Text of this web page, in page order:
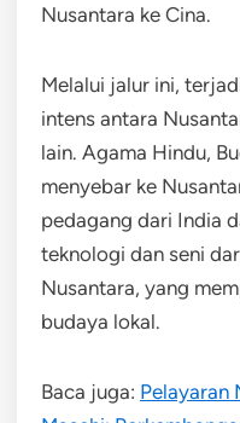
Nusantara ke Cina.
Melalui jalur ini,
intens antara
lain. Agama Hindu,
menyebar ke
pedagang dari India
teknologi dan seni
Nusantara, yang
budaya lokal.
Baca juga: Pelayaran